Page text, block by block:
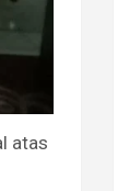
atas